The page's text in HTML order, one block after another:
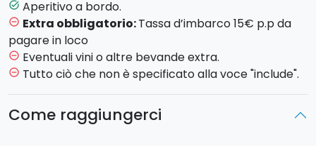
può regalare!
Dopo aver ammirato i meravigliosi fondali della
Riserva Naturale, vi verrà servito l'
a base di prodotti tipici siciliani di alta qualità
Dufour 41 (2025).
Max 12 ospiti a bordo.
task_alt Aperitivo a bordo.
remove_circle_outline Extra obbligatorio:Tassa d’imbarco 15€ p.p da
pagare in loco
remove_circle_outline Eventuali vini o altre bevande extra.
remove_circle_outline Tutto ciò che non è specificato alla voce "include".
Come raggiungerci